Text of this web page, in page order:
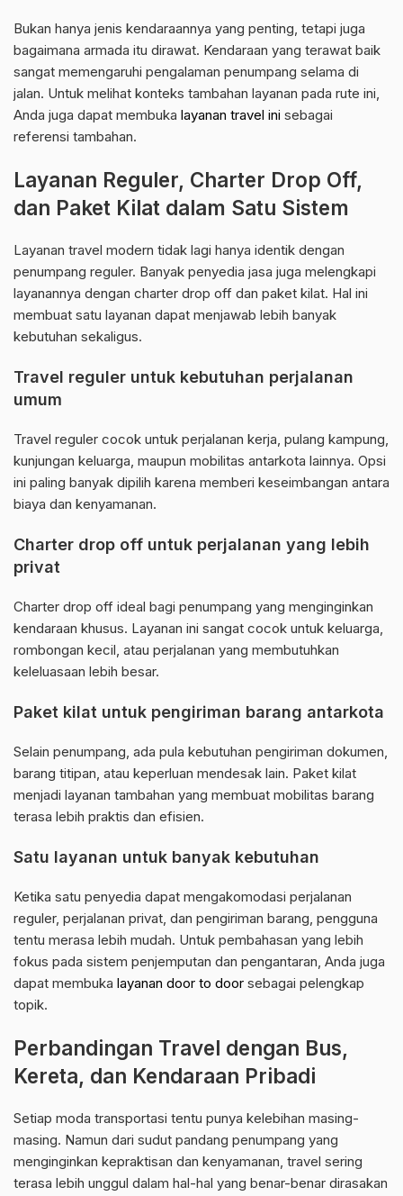
Bukan hanya jenis kendaraannya yang penting, tetapi juga
bagaimana armada itu dirawat. Kendaraan yang terawat baik
sangat memengaruhi pengalaman penumpang selama di
jalan. Untuk melihat konteks tambahan layanan pada rute ini,
Anda juga dapat membuka layanan travel ini sebagai
referensi tambahan.
Layanan Reguler, Charter Drop Off,
dan Paket Kilat dalam Satu Sistem
Layanan travel modern tidak lagi hanya identik dengan
penumpang reguler. Banyak penyedia jasa juga melengkapi
layanannya dengan charter drop off dan paket kilat. Hal ini
membuat satu layanan dapat menjawab lebih banyak
kebutuhan sekaligus.
Travel reguler untuk kebutuhan perjalanan
umum
Travel reguler cocok untuk perjalanan kerja, pulang kampung,
kunjungan keluarga, maupun mobilitas antarkota lainnya. Opsi
ini paling banyak dipilih karena memberi keseimbangan antara
biaya dan kenyamanan.
Charter drop off untuk perjalanan yang lebih
privat
Charter drop off ideal bagi penumpang yang menginginkan
kendaraan khusus. Layanan ini sangat cocok untuk keluarga,
rombongan kecil, atau perjalanan yang membutuhkan
keleluasaan lebih besar.
Paket kilat untuk pengiriman barang antarkota
Selain penumpang, ada pula kebutuhan pengiriman dokumen,
barang titipan, atau keperluan mendesak lain. Paket kilat
menjadi layanan tambahan yang membuat mobilitas barang
terasa lebih praktis dan efisien.
Satu layanan untuk banyak kebutuhan
Ketika satu penyedia dapat mengakomodasi perjalanan
reguler, perjalanan privat, dan pengiriman barang, pengguna
tentu merasa lebih mudah. Untuk pembahasan yang lebih
fokus pada sistem penjemputan dan pengantaran, Anda juga
dapat membuka layanan door to door sebagai pelengkap
topik.
Perbandingan Travel dengan Bus,
Kereta, dan Kendaraan Pribadi
Setiap moda transportasi tentu punya kelebihan masing-
masing. Namun dari sudut pandang penumpang yang
menginginkan kepraktisan dan kenyamanan, travel sering
terasa lebih unggul dalam hal-hal yang benar-benar dirasakan